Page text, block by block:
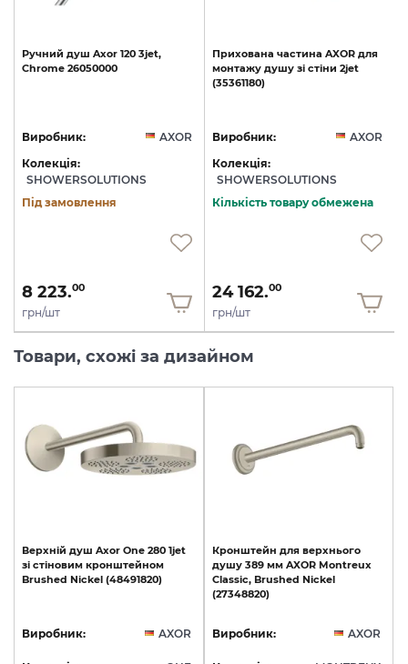
Ручний душ Axor 120 3jet,
Chrome 26050000
Виробник:
AXOR
Колекція:
SHOWERSOLUTIONS
Під замовлення
8 223.00
грн/шт
Прихована частина AXOR для
монтажу душу зі стіни 2jet
(35361180)
Виробник:
AXOR
Колекція:
SHOWERSOLUTIONS
Кількість товару обмежена
24 162.00
грн/шт
Товари, схожі за дизайном
Верхній душ Axor One 280 1jet
зі стіновим кронштейном
Brushed Nickel (48491820)
Виробник: AXOR
Кронштейн для верхнього
душу 389 мм AXOR Montreux
Classic, Brushed Nickel
(27348820)
Виробник: AXOR